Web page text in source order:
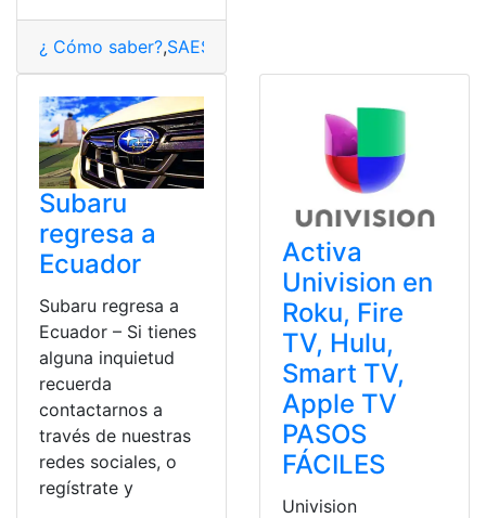
¿ Cómo saber?,SAESA
Subaru
regresa a
Ecuador
Subaru regresa a
Ecuador – Si tienes
alguna inquietud
recuerda
contactarnos a
través de nuestras
redes sociales, o
regístrate y
Activa
Univision en
Roku, Fire
TV, Hulu,
Smart TV,
Apple TV
PASOS
FÁCILES
Univision